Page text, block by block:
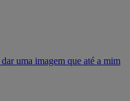
uma imagem que até a mim